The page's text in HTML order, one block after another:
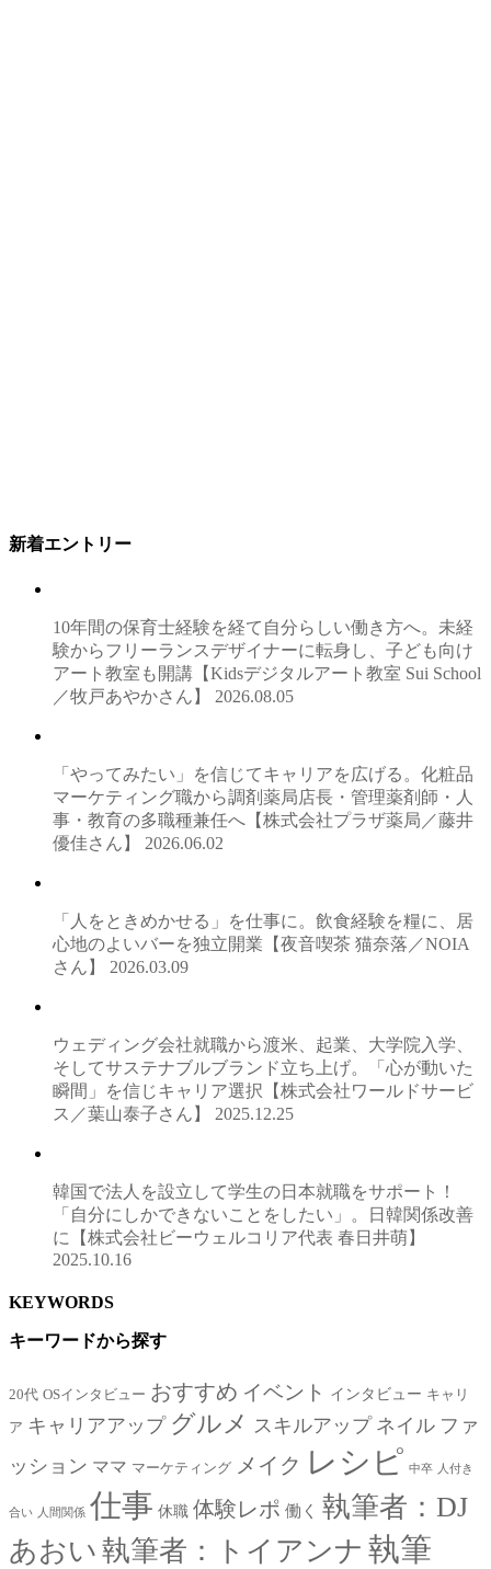
新着エントリー
10年間の保育士経験を経て自分らしい働き方へ。未経
験からフリーランスデザイナーに転身し、子ども向け
アート教室も開講【Kidsデジタルアート教室 Sui School
／牧戸あやかさん】 2026.08.05
「やってみたい」を信じてキャリアを広げる。化粧品
マーケティング職から調剤薬局店長・管理薬剤師・人
事・教育の多職種兼任へ【株式会社プラザ薬局／藤井
優佳さん】 2026.06.02
「人をときめかせる」を仕事に。飲食経験を糧に、居
心地のよいバーを独立開業【夜音喫茶 猫奈落／NOIA
さん】 2026.03.09
ウェディング会社就職から渡米、起業、大学院入学、
そしてサステナブルブランド立ち上げ。「心が動いた
瞬間」を信じキャリア選択【株式会社ワールドサービ
ス／葉山泰子さん】 2025.12.25
韓国で法人を設立して学生の日本就職をサポート！
「自分にしかできないことをしたい」。日韓関係改善
に【株式会社ビーウェルコリア代表 春日井萌】
2025.10.16
KEYWORDS
キーワードから探す
20代 OSインタビュー おすすめ イベント インタビュー キャリ
ア キャリアアップ グルメ スキルアップ ネイル ファ
ッション ママ マーケティング メイク レシピ 中卒 人付き
合い 人間関係 仕事 休職 体験レポ 働く 執筆者：DJ
あおい 執筆者：トイアンナ 執筆